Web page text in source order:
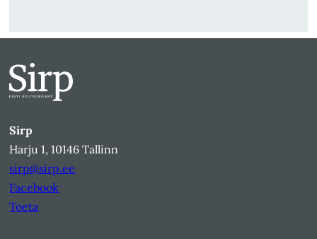
Sirp
Harju 1, 10146 Tallinn
sirp@sirp.ee
Facebook
Toeta